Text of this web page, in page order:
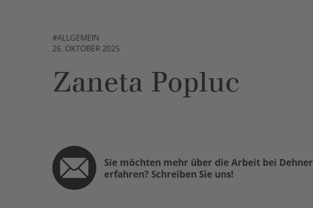
#ALLGEMEIN
26. OKTOBER 2025
Zaneta Popluc
Sie möchten mehr über die Arbeit bei Dehner
erfahren? Schreiben Sie uns!